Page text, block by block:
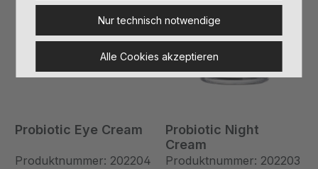
Probiotic Eye Cream
Produktnummer: 202204
Tester
Probiotic Night
Cream
Produktnummer: 202203
Nur technisch notwendige
Alle Cookies akzeptieren